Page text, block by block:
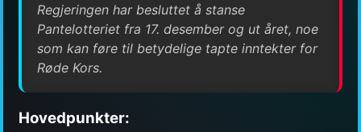
Regjeringen har besluttet å stanse
Pantelotteriet fra 17. desember og ut året, noe
som kan føre til betydelige tapte inntekter for
Røde Kors.
Hovedpunkter: